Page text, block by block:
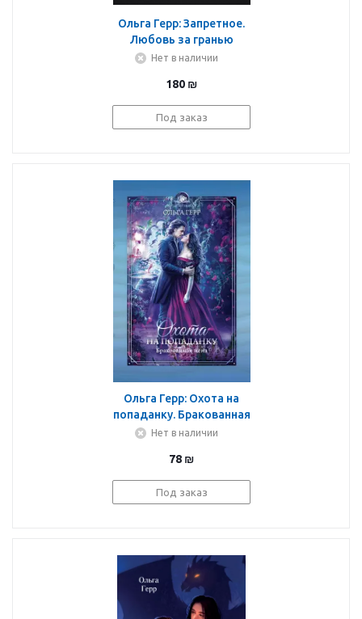
Ольга Герр: Запретное.
Любовь за гранью
Нет в наличии
180 ₪
Под заказ
Ольга Герр: Охота на
попаданку. Бракованная
жена
Нет в наличии
78 ₪
Под заказ